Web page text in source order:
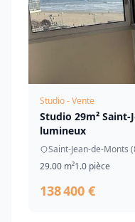
Studio - Vente
Studio 29m² Saint-
lumineux
Saint-Jean-de-Monts
29.00 m²1.0 pièce
138 400 €